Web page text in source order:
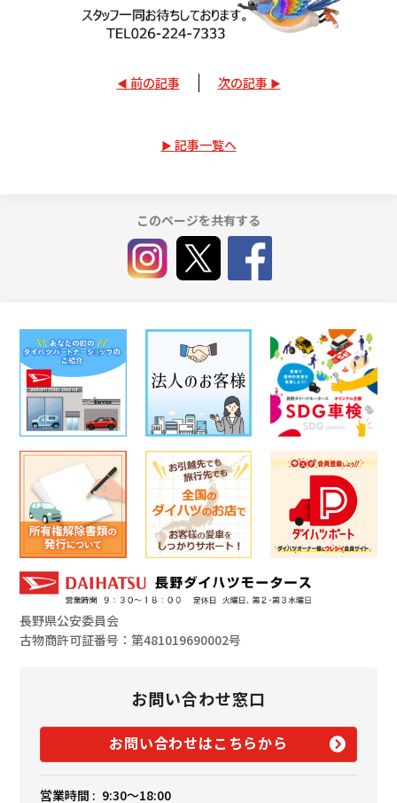
前の記事 次の記事
記事一覧へ
このページを共有する
長野県公安委員会
古物商許可証番号：第481019690002号
お問い合わせ窓口
お問い合わせはこちらから
営業時間 : 9:30〜18:00